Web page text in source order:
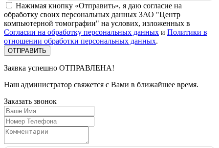
Нажимая кнопку «Отправить», я даю согласие на
обработку своих персональных данных ЗАО "Центр
компьютерной томографии" на услових, изложенных в
Согласии на обработку персональных данных и Политики в
отношении обработки персональных данных.
Заявка успешно ОТПРАВЛЕНА!
Наш администратор свяжется с Вами в ближайшее время.
Заказать звонок